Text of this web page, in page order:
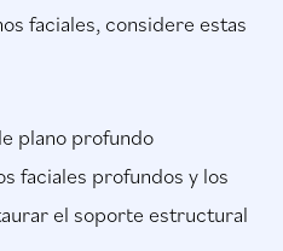
faciales, considere estas
plano profundo
faciales profundos y los
el soporte estructural